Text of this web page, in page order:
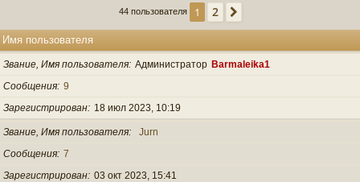
44 пользователя 1 2
Имя пользователя
Звание, Имя пользователя Администратор Barmaleika1
Сообщения 9
Зарегистрирован
18 июл 2023, 10:19
Звание, Имя пользователя
Jurn
Сообщения 7
Зарегистрирован 03 окт 2023, 15:41